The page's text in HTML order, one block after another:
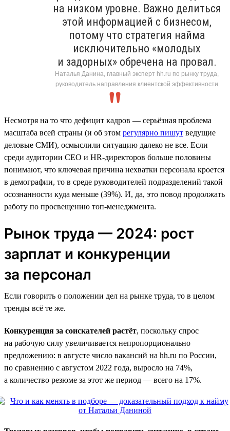
на низком уровне. Важно делиться
этой информацией с бизнесом,
потому что стратегия найма
исключительно «молодых
и задорных» обречена на провал.
Наталья Данина, главный эксперт hh.ru по рынку труда,
руководитель направления клиентской эффективности
Несмотря на то что дефицит кадров — серьёзная проблема
масштаба всей страны (и об этом регулярно пишут ведущие
деловые СМИ), осмыслили ситуацию далеко не все. Если
среди аудитории СЕО и HR-директоров больше половины
понимают, что ключевая причина нехватки персонала кроется
в демографии, то в среде руководителей подразделений такой
осознанности куда меньше (39%). И, да, это повод продолжать
работу по просвещению топ-менеджмента.
Рынок труда — 2024: рост
зарплат и конкуренции
за персонал
Если говорить о положении дел на рынке труда, то в целом
тренды всё те же.
Конкуренция за соискателей растёт, поскольку спрос
на рабочую силу увеличивается непропорционально
предложению: в августе число вакансий на hh.ru по России,
по сравнению с августом 2022 года, выросло на 74%,
а количество резюме за этот же период — всего на 17%.